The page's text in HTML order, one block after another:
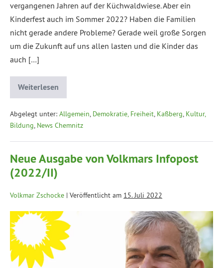
vergangenen Jahren auf der Küchwaldwiese. Aber ein
Kinderfest auch im Sommer 2022? Haben die Familien
nicht gerade andere Probleme? Gerade weil große Sorgen
um die Zukunft auf uns allen lasten und die Kinder das
auch […]
Weiterlesen
Abgelegt unter: Allgemein, Demokratie, Freiheit, Kaßberg, Kultur,
Bildung, News Chemnitz
Neue Ausgabe von Volkmars Infopost
(2022/II)
Volkmar Zschocke | Veröffentlicht am 15. Juli 2022